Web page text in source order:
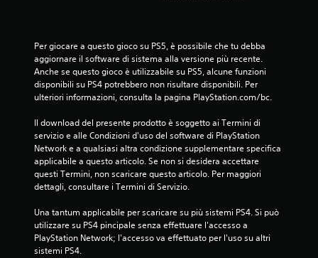
e
d
a
1
7
0
7
4
Per giocare a questo gioco su PS5, è possibile che tu debba
aggiornare il software di sistema alla versione più recente.
Anche se questo gioco è utilizzabile su PS5, alcune funzioni
disponibili su PS4 potrebbero non risultare disponibili. Per
ulteriori informazioni, consulta la pagina PlayStation.com/bc.
Il download del presente prodotto è soggetto ai Termini di
servizio e alle Condizioni d'uso del software di PlayStation
Network e a qualsiasi altra condizione supplementare specifica
applicabile a questo articolo. Se non si desidera accettare
questi Termini, non scaricare questo articolo. Per maggiori
dettagli, consultare i Termini di Servizio.
Una tantum applicabile per scaricare su più sistemi PS4. Si può
utilizzare su PS4 pincipale senza effettuare l'accesso a
PlayStation Network; l'accesso va effettuato per l'uso su altri
sistemi PS4.